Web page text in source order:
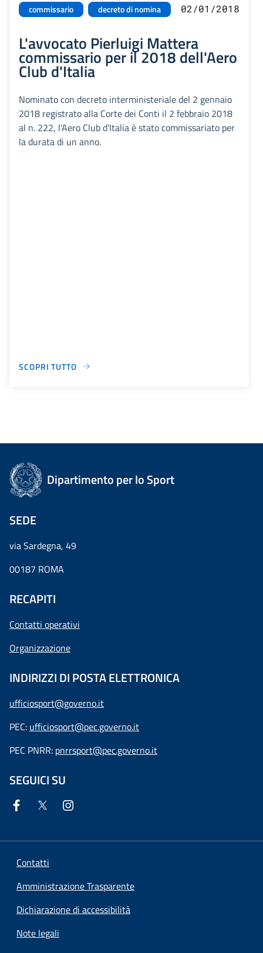
commissario decreto di nomina 02/01/2018
L'avvocato Pierluigi Mattera
commissario per il 2018 dell'Aero
Club d'Italia
Nominato con decreto interministeriale del 2 gennaio
2018 registrato alla Corte dei Conti il 2 febbraio 2018
al n. 222, l'Aero Club d'Italia è stato commissariato per
la durata di un anno.
SCOPRI TUTTO
Dipartimento per lo Sport
SEDE
via Sardegna, 49
00187 ROMA
RECAPITI
Contatti operativi
Organizzazione
INDIRIZZI DI POSTA ELETTRONICA
ufficiosport@governo.it
PEC: ufficiosport@pec.governo.it
PEC PNRR: pnrrsport@pec.governo.it
SEGUICI SU
Contatti
Amministrazione Trasparente
Dichiarazione di accessibilità
Note legali